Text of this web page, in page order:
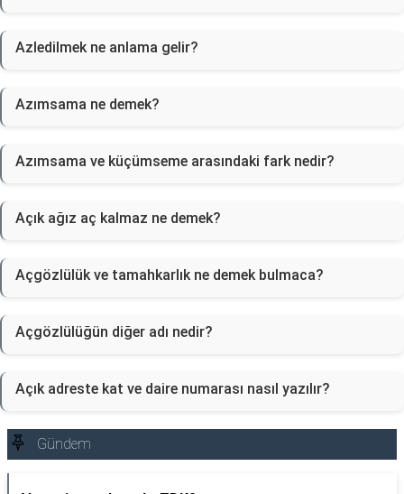
Azledilmek ne anlama gelir?
Azımsama ne demek?
Azımsama ve küçümseme arasındaki fark nedir?
Açık ağız aç kalmaz ne demek?
Açgözlülük ve tamahkarlık ne demek bulmaca?
Açgözlülüğün diğer adı nedir?
Açık adreste kat ve daire numarası nasıl yazılır?
Gündem